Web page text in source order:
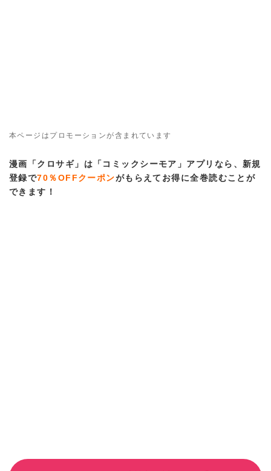
本ページはプロモーションが含まれています
漫画「クロサギ」は「コミックシーモア」アプリなら、新規
登録で70％OFFクーポンがもらえてお得に全巻読むことが
できます！